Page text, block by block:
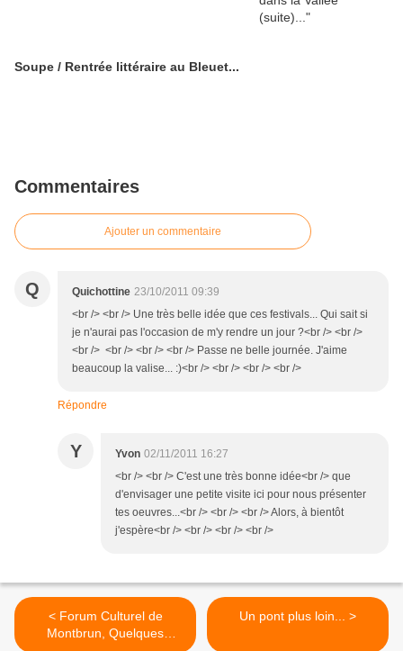
Soupe / Rentrée littéraire au Bleuet...
Commentaires
Ajouter un commentaire
Q Quichottine 23/10/2011 09:39
<br /> <br /> Une très belle idée que ces festivals... Qui sait si
je n'aurai pas l'occasion de m'y rendre un jour ?<br /> <br />
<br /> <br /> <br /> <br /> Passe ne belle journée. J'aime
beaucoup la valise... :)<br /> <br /> <br /> <br />
Répondre
Y Yvon 02/11/2011 16:27
<br /> <br /> C'est une très bonne idée<br /> que
d'envisager une petite visite ici pour nous présenter
tes oeuvres...<br /> <br /> <br /> Alors, à bientôt
j'espère<br /> <br /> <br /> <br />
< Forum Culturel de
Montbrun, Quelques
Un pont plus loin... >